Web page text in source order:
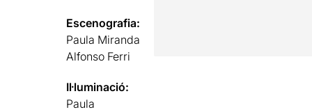
Escenografia:
Paula Miranda
Alfonso Ferri
Il·luminació:
Paula